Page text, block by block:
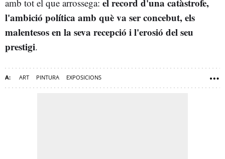
amb tot el que arrossega: el record d'una catàstrofe,
l'ambició política amb què va ser concebut, els
malentesos en la seva recepció i l'erosió del seu
prestigi.
ART PINTURA EXPOSICIONS